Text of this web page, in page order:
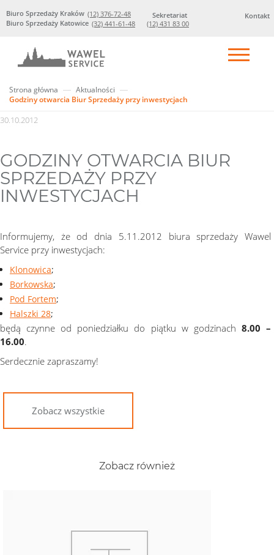
Kontakt
Biuro Sprzedaży Kraków (12) 376-72-48
Biuro Sprzedaży Katowice (32) 441-61-48
Sekretariat
(12) 431 83 00
Strona główna
Aktualności
Godziny otwarcia Biur Sprzedaży przy inwestycjach
30.10.2012
GODZINY OTWARCIA BIUR
SPRZEDAŻY PRZY
INWESTYCJACH
Informujemy, że od dnia 5.11.2012 biura sprzedaży Wawel
Service przy inwestycjach:
Klonowica;
Borkowska;
Pod Fortem;
Halszki 28;
będą czynne od poniedziałku do piątku w godzinach 8.00 –
16.00.
Serdecznie zapraszamy!
Zobacz wszystkie
Zobacz również